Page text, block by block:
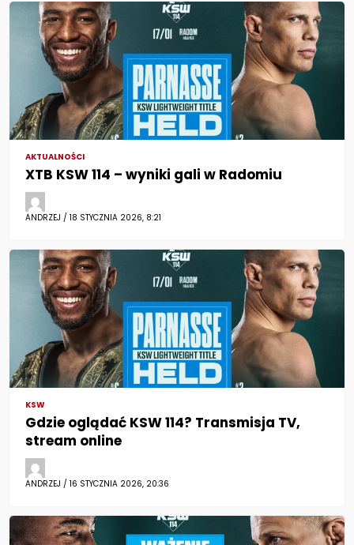
AKTUALNOŚCI
XTB KSW 114 – wyniki gali w Radomiu
ANDRZEJ / 18 STYCZNIA 2026, 8:21
KSW
Gdzie oglądać KSW 114? Transmisja TV,
stream online
ANDRZEJ / 16 STYCZNIA 2026, 20:36